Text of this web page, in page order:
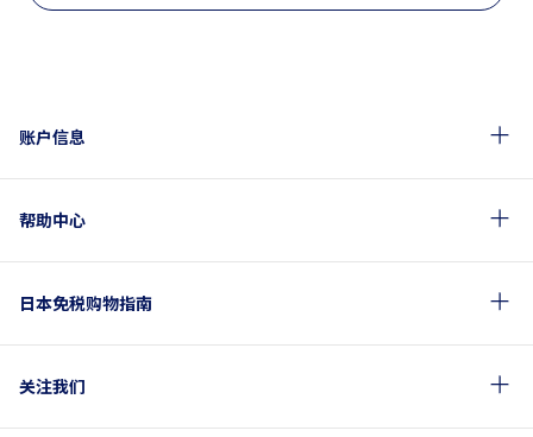
账户信息
帮助中心
日本免税购物指南
关注我们